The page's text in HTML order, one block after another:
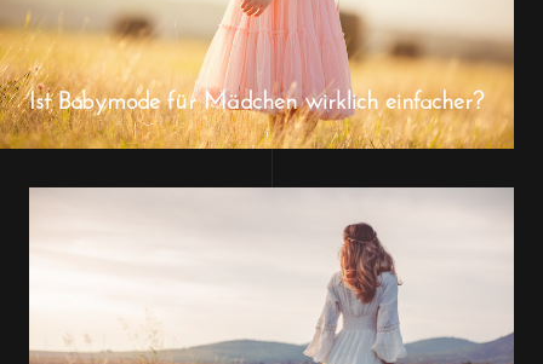
Ist Babymode für Mädchen wirklich einfacher?